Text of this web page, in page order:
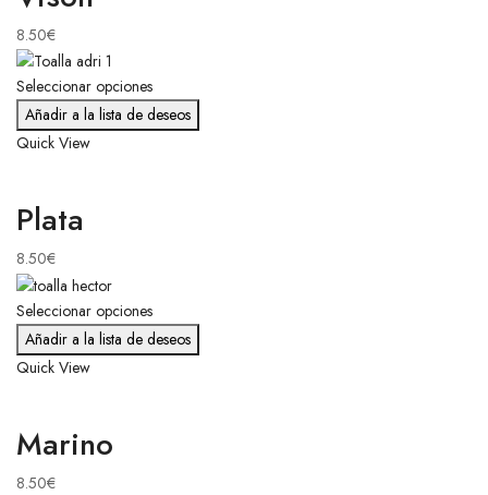
8.50€
Seleccionar opciones
Añadir a la lista de deseos
Quick View
Plata
8.50€
Seleccionar opciones
Añadir a la lista de deseos
Quick View
Marino
8.50€